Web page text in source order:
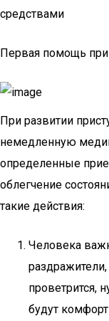
средствами
Первая помощь при
При развитии
немедленную
определенные
облегчение
такие действия:
Человека
проветрится,
будут